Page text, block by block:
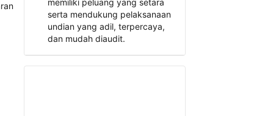
memiliki peluang yang setara
serta mendukung pelaksanaan
undian yang adil, terpercaya,
dan mudah diaudit.